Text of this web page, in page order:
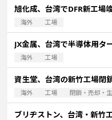
旭化成、台湾でDFR新工場
海外 工場
JX金属、台湾で半導体用タ
海外 工場
資生堂、台湾の新竹工場閉
海外 工場 閉鎖・売却・
ブリヂストン、台湾・新竹